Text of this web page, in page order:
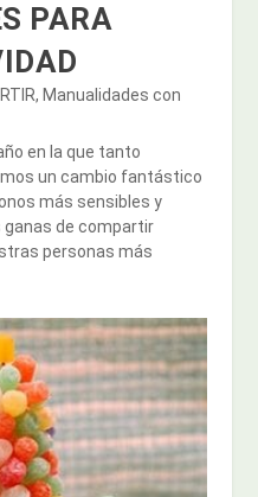
PARA
, Manualidades con
en la que tanto
un cambio fantástico
más sensibles y
ganas de compartir
personas más